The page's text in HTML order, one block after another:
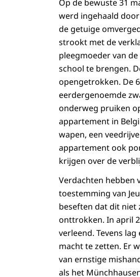
Op de bewuste 31
werd ingehaald
de getuige
strookt met de
pleegmoeder van
school te brengen.
opengetrokken. De
eerdergenoemde
onderweg pruiken
appartement in
wapen, een
appartement ook
krijgen over de
Verdachten hebben
toestemming van
beseften dat dit niet
onttrokken. In april
verleend. Tevens
macht te zetten. Er
van ernstige
als het